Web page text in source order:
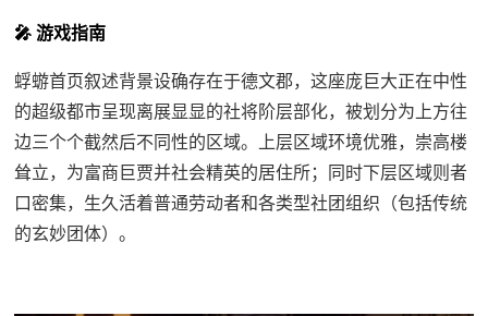
🎤 游戏指南
蜉蝣首页叙述背景设确存在于德文郡，这座庞巨大正在中性
的超级都市呈现离展显显的社将阶层部化，被划分为上方往
边三个个截然后不同性的区域。上层区域环境优雅，崇高楼
耸立，为富商巨贾并社会精英的居住所；同时下层区域则者
口密集，生久活着普通劳动者和各类型社团组织（包括传统
的玄妙团体）。